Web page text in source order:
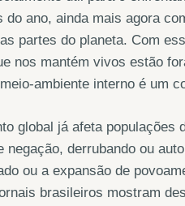
do ano, ainda mais agora
partes do planeta. Com
nos mantém vivos estão
ambiente interno é um
global já afeta populações
negação, derrubando ou
ou a expansão de
brasileiros mostram